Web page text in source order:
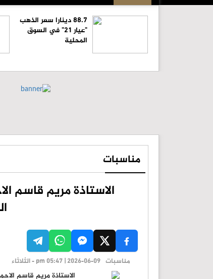
88.7 دينارا سعر الذهب
"عيار 21" في السوق
المحلية
مناسبات
الاستاذة مريم قاسم
مناسبات pm 05:47 | 2026-06-09 - الثلاثاء